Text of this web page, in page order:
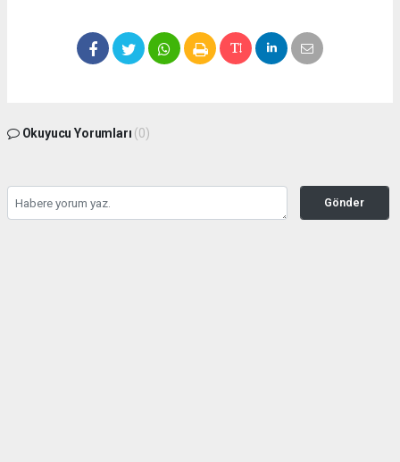
Okuyucu Yorumları (0)
Gönder